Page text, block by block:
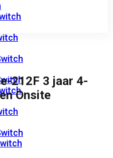
212F 3 jaar 4-
Onsite